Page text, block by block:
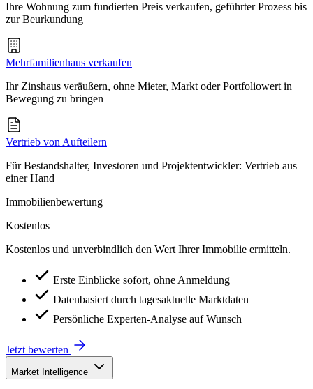
Ihre Wohnung zum fundierten Preis verkaufen, geführter Prozess bis
zur Beurkundung
Mehrfamilienhaus verkaufen
Ihr Zinshaus veräußern, ohne Mieter, Markt oder Portfoliowert in
Bewegung zu bringen
Vertrieb von Aufteilern
Für Bestandshalter, Investoren und Projektentwickler: Vertrieb aus
einer Hand
Immobilienbewertung
Kostenlos
Kostenlos und unverbindlich den Wert Ihrer Immobilie ermitteln.
Erste Einblicke sofort, ohne Anmeldung
Datenbasiert durch tagesaktuelle Marktdaten
Persönliche Experten-Analyse auf Wunsch
Jetzt bewerten
Market Intelligence